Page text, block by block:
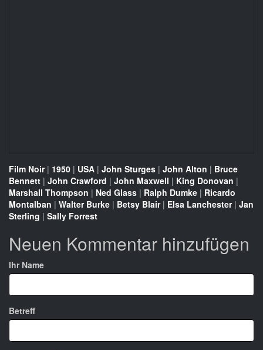
Film Noir| 1950 | USA | John Sturges | John Alton | Bruce
Bennett | John Crawford | John Maxwell | King Donovan |
Marshall Thompson | Ned Glass | Ralph Dumke | Ricardo
Montalban | Walter Burke | Betsy Blair| Elsa Lanchester| Jan
Sterling | Sally Forrest
Neuen Kommentar hinzufügen
Ihr Name
Betreff